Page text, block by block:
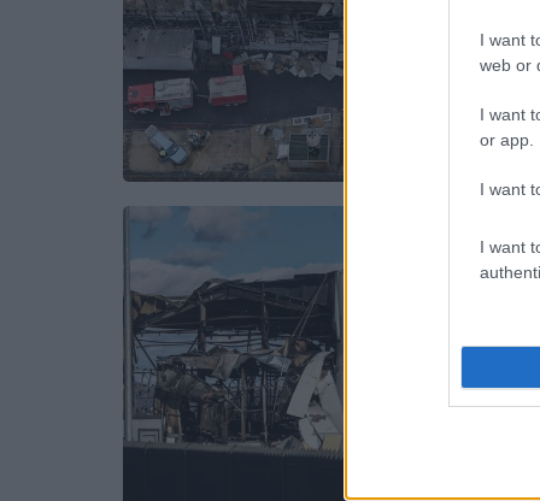
I want
web or
I want
or app.
I want
I want